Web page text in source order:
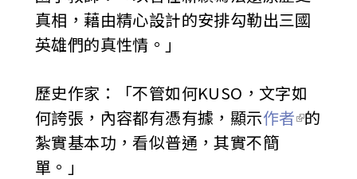
真相，藉由精心設計的安排勾勒出三國
英雄們的真性情。」
歷史作家：「不管如何KUSO，文字如
何誇張，內容都有憑有據，顯示作者 的
紮實基本功，看似普通，其實不簡
單。」